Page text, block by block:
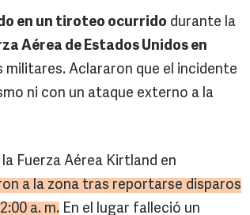
en un tiroteo ocurrido durante la
Aérea de Estados Unidos en
Aclararon que el incidente
ni con un ataque externo a la
Fuerza Aérea Kirtland en
a la zona tras reportarse disparos
a. m. En el lugar falleció un